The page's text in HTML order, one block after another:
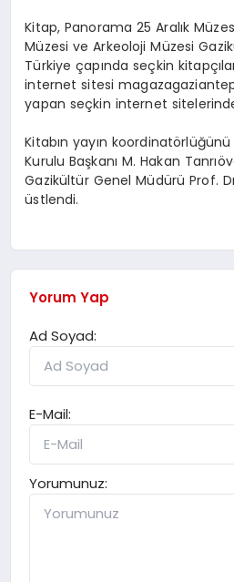
Kitap, Panorama 25 Aralık
Müzesi ve Arkeoloji Müzesi
Türkiye çapında seçkin
internet sitesi
yapan seçkin internet
Kitabın yayın
Kurulu Başkanı M. Hakan
Gazikültür Genel Müdürü Prof.
üstlendi.
Yorum Yap
Ad Soyad:
E-Mail:
Yorumunuz: